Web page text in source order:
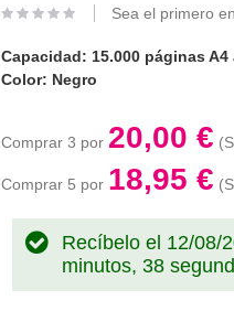
Sea el primero
Capacidad: 15.000 páginas
Color: Negro
Comprar 3 por 20,00 €
Comprar 5 por 18,95 €
Recíbelo el 12/08/
minutos, 38